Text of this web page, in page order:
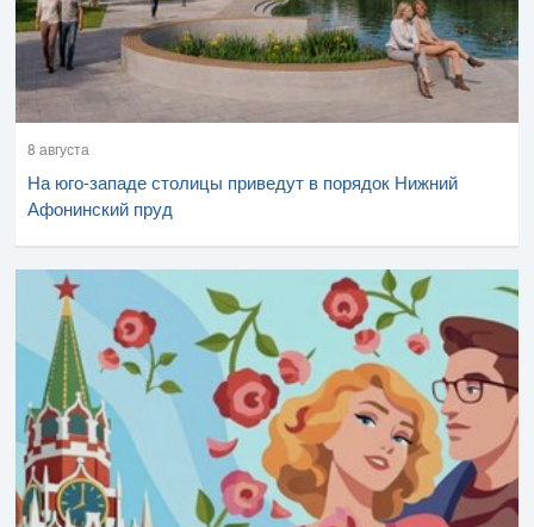
8 августа
На юго-западе столицы приведут в порядок Нижний
Афонинский пруд